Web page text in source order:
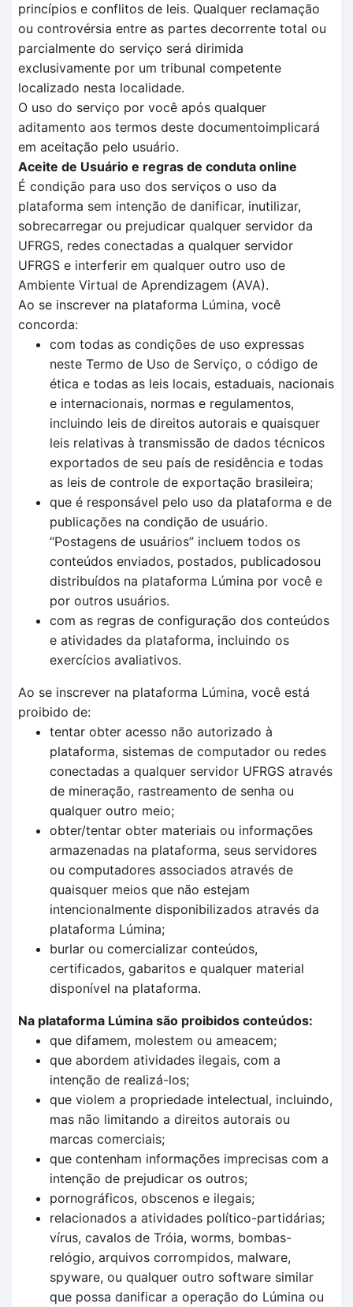
princípios e conflitos de leis. Qualquer reclamação
ou controvérsia entre as partes decorrente total ou
parcialmente do serviço será dirimida
exclusivamente por um tribunal competente
localizado nesta localidade.
O uso do serviço por você após qualquer
aditamento aos termos deste documentoimplicará
em aceitação pelo usuário.
Aceite de Usuário e regras de conduta online
É condição para uso dos serviços o uso da
plataforma sem intenção de danificar, inutilizar,
sobrecarregar ou prejudicar qualquer servidor da
UFRGS, redes conectadas a qualquer servidor
UFRGS e interferir em qualquer outro uso de
Ambiente Virtual de Aprendizagem (AVA).
Ao se inscrever na plataforma Lúmina, você
concorda:
com todas as condições de uso expressas
neste Termo de Uso de Serviço, o código de
ética e todas as leis locais, estaduais, nacionais
e internacionais, normas e regulamentos,
incluindo leis de direitos autorais e quaisquer
leis relativas à transmissão de dados técnicos
exportados de seu país de residência e todas
as leis de controle de exportação brasileira;
que é responsável pelo uso da plataforma e de
publicações na condição de usuário.
“Postagens de usuários” incluem todos os
conteúdos enviados, postados, publicadosou
distribuídos na plataforma Lúmina por você e
por outros usuários.
com as regras de configuração dos conteúdos
e atividades da plataforma, incluindo os
exercícios avaliativos.
Ao se inscrever na plataforma Lúmina, você está
proibido de:
tentar obter acesso não autorizado à
plataforma, sistemas de computador ou redes
conectadas a qualquer servidor UFRGS através
de mineração, rastreamento de senha ou
qualquer outro meio;
obter/tentar obter materiais ou informações
armazenadas na plataforma, seus servidores
ou computadores associados através de
quaisquer meios que não estejam
intencionalmente disponibilizados através da
plataforma Lúmina;
burlar ou comercializar conteúdos,
certificados, gabaritos e qualquer material
disponível na plataforma.
Na plataforma Lúmina são proibidos conteúdos:
que difamem, molestem ou ameacem;
que abordem atividades ilegais, com a
intenção de realizá-los;
que violem a propriedade intelectual, incluindo,
mas não limitando a direitos autorais ou
marcas comerciais;
que contenham informações imprecisas com a
intenção de prejudicar os outros;
pornográficos, obscenos e ilegais;
relacionados a atividades político-partidárias;
vírus, cavalos de Tróia, worms, bombas-
relógio, arquivos corrompidos, malware,
spyware, ou qualquer outro software similar
que possa danificar a operação do Lúmina ou